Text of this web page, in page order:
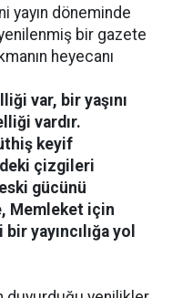
yayın döneminde
bir gazete
heyecanı
var, bir yaşını
vardır.
keyif
çizgileri
gücünü
Memleket için
yayıncılığa yol